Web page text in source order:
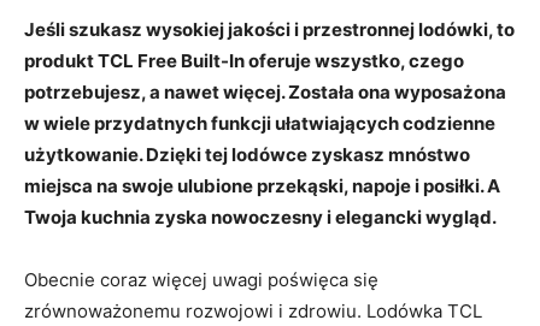
Jeśli szukasz wysokiej jakości i przestronnej lodówki, to
produkt TCL Free Built-In oferuje wszystko, czego
potrzebujesz, a nawet więcej. Została ona wyposażona
w wiele przydatnych funkcji ułatwiających codzienne
użytkowanie. Dzięki tej lodówce zyskasz mnóstwo
miejsca na swoje ulubione przekąski, napoje i posiłki. A
Twoja kuchnia zyska nowoczesny i elegancki wygląd.
Obecnie coraz więcej uwagi poświęca się
zrównoważonemu rozwojowi i zdrowiu. Lodówka TCL